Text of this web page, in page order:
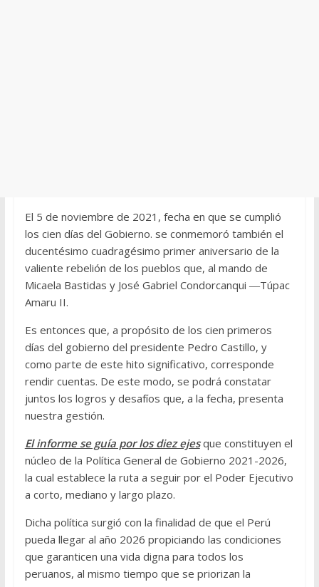
El 5 de noviembre de 2021, fecha en que se cumplió
los cien días del Gobierno. se conmemoró también el
ducentésimo cuadragésimo primer aniversario de la
valiente rebelión de los pueblos que, al mando de
Micaela Bastidas y José Gabriel Condorcanqui ―Túpac
Amaru II.
Es entonces que, a propósito de los cien primeros
días del gobierno del presidente Pedro Castillo, y
como parte de este hito significativo, corresponde
rendir cuentas. De este modo, se podrá constatar
juntos los logros y desafíos que, a la fecha, presenta
nuestra gestión.
El informe se guía por los diez ejesque constituyen el
núcleo de la Política General de Gobierno 2021-2026,
la cual establece la ruta a seguir por el Poder Ejecutivo
a corto, mediano y largo plazo.
Dicha política surgió con la finalidad de que el Perú
pueda llegar al año 2026 propiciando las condiciones
que garanticen una vida digna para todos los
peruanos, al mismo tiempo que se priorizan la